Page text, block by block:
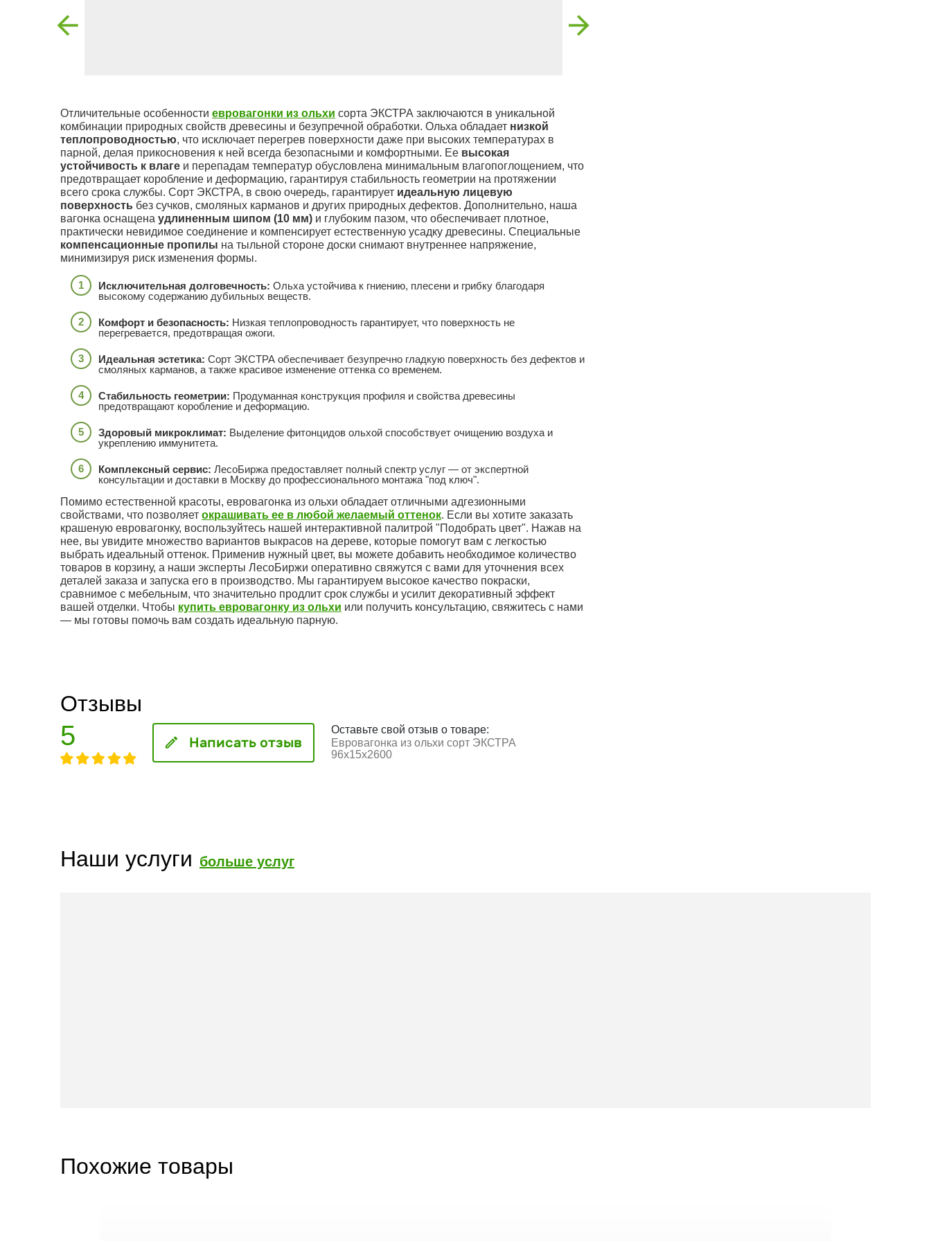
Отличительные особенности евровагонки из ольхи сорта ЭКСТРА заключаются в уникальной
комбинации природных свойств древесины и безупречной обработки. Ольха обладает низкой
теплопроводностью, что исключает перегрев поверхности даже при высоких температурах в
парной, делая прикосновения к ней всегда безопасными и комфортными. Ее высокая
устойчивость к влаге и перепадам температур обусловлена минимальным влагопоглощением, что
предотвращает коробление и деформацию, гарантируя стабильность геометрии на протяжении
всего срока службы. Сорт ЭКСТРА, в свою очередь, гарантирует идеальную лицевую
поверхность без сучков, смоляных карманов и других природных дефектов. Дополнительно, наша
вагонка оснащена удлиненным шипом (10 мм) и глубоким пазом, что обеспечивает плотное,
практически невидимое соединение и компенсирует естественную усадку древесины. Специальные
компенсационные пропилы на тыльной стороне доски снимают внутреннее напряжение,
минимизируя риск изменения формы.
Исключительная долговечность: Ольха устойчива к гниению, плесени и грибку благодаря
высокому содержанию дубильных веществ.
Комфорт и безопасность: Низкая теплопроводность гарантирует, что поверхность не
перегревается, предотвращая ожоги.
Идеальная эстетика: Сорт ЭКСТРА обеспечивает безупречно гладкую поверхность без дефектов и
смоляных карманов, а также красивое изменение оттенка со временем.
Стабильность геометрии: Продуманная конструкция профиля и свойства древесины
предотвращают коробление и деформацию.
Здоровый микроклимат: Выделение фитонцидов ольхой способствует очищению воздуха и
укреплению иммунитета.
Комплексный сервис: ЛесоБиржа предоставляет полный спектр услуг — от экспертной
консультации и доставки в Москву до профессионального монтажа "под ключ".
Помимо естественной красоты, евровагонка из ольхи обладает отличными адгезионными
свойствами, что позволяет окрашивать ее в любой желаемый оттенок. Если вы хотите заказать
крашеную евровагонку, воспользуйтесь нашей интерактивной палитрой "Подобрать цвет". Нажав на
нее, вы увидите множество вариантов выкрасов на дереве, которые помогут вам с легкостью
выбрать идеальный оттенок. Применив нужный цвет, вы можете добавить необходимое количество
товаров в корзину, а наши эксперты ЛесоБиржи оперативно свяжутся с вами для уточнения всех
деталей заказа и запуска его в производство. Мы гарантируем высокое качество покраски,
сравнимое с мебельным, что значительно продлит срок службы и усилит декоративный эффект
вашей отделки. Чтобы купить евровагонку из ольхи или получить консультацию, свяжитесь с нами
— мы готовы помочь вам создать идеальную парную.
Отзывы
5 Написать отзыв
Оставьте свой отзыв о товаре:
Евровагонка из ольхи сорт ЭКСТРА
96x15x2600
Наши услуги больше услуг
Похожие товары